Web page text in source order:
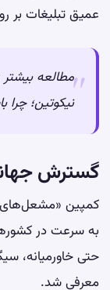
عمیق تبلیغات بر
مطالعه
نیکوتین؛ چرا
گسترش
کمپین «مشعل‌های
به سرعت در
حتی خاورمیانه،
معرفی شد.